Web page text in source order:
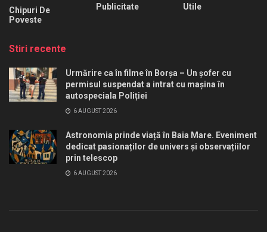
Chipuri De
Poveste
Publicitate
Utile
Stiri recente
Urmărire ca în filme în Borșa – Un șofer cu
permisul suspendat a intrat cu mașina în
autospeciala Poliției
6 AUGUST 2026
Astronomia prinde viață în Baia Mare. Eveniment
dedicat pasionaților de univers și observațiilor
prin telescop
6 AUGUST 2026